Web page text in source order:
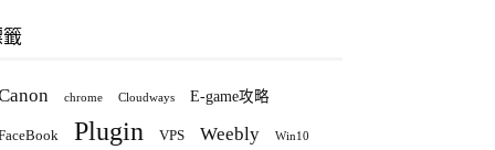
chrome Cloudways E-game攻略
Plugin VPS Weebly Win10